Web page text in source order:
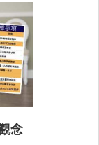
念